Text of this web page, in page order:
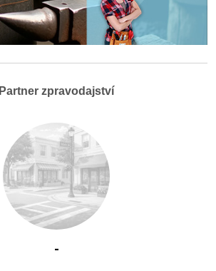
Partner zpravodajství
-